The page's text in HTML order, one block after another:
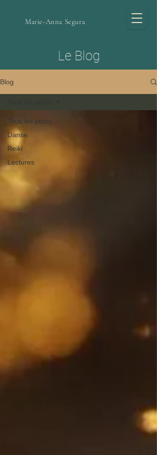
Marie-Anna Segura
Le Blog
Blog
Tous les posts
Danse
Reiki
Lectures